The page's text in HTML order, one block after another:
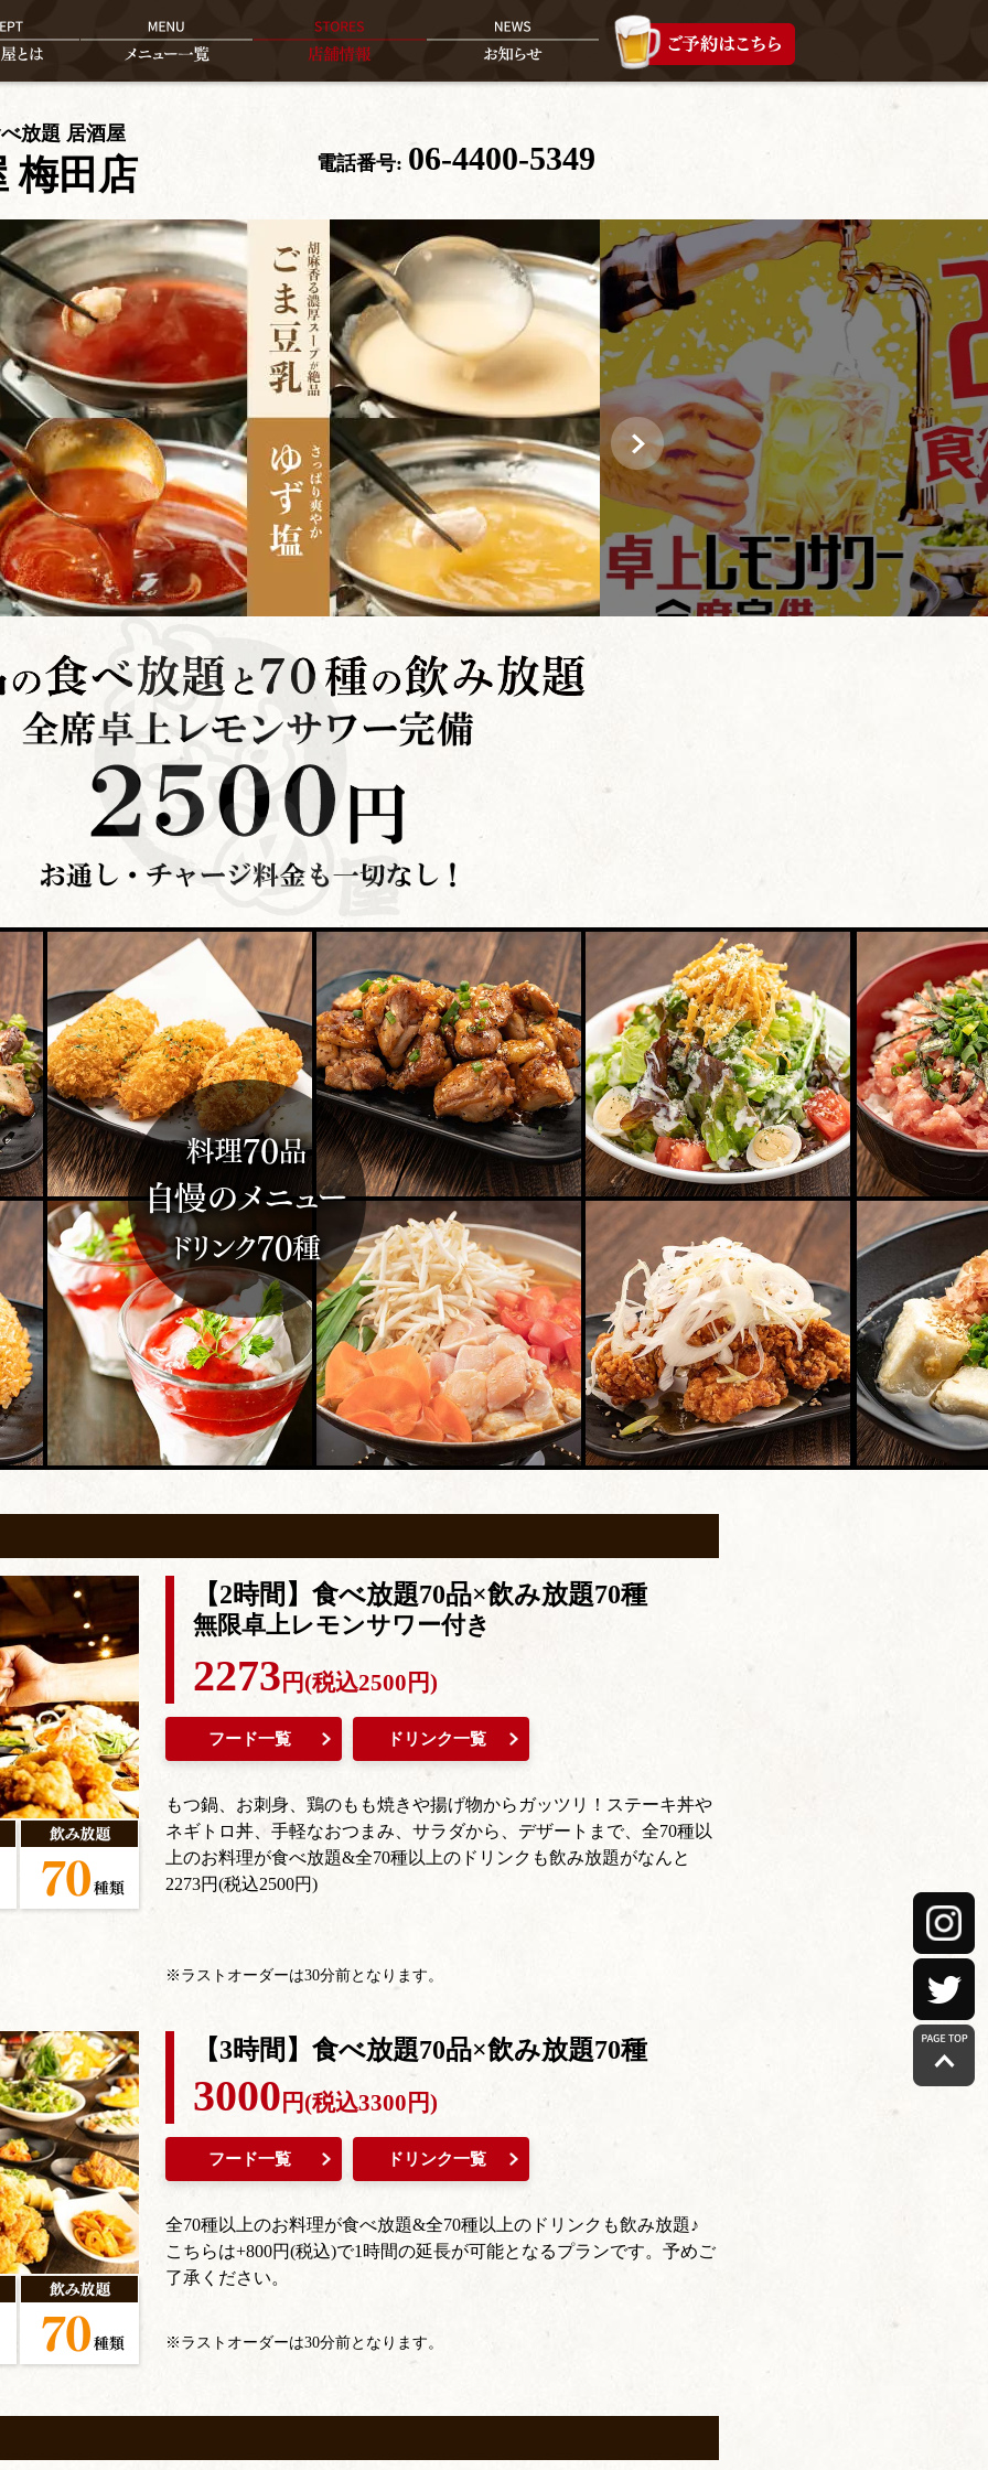
放題 居酒屋
梅田店 電話番号: 06-4400-5349
【2時間】食べ放題70品×飲み放題70種
無限卓上レモンサワー付き
2273 円(税込2500円)
フード一覧 ドリンク一覧
もつ鍋、お刺身、鶏のもも焼きや揚げ物からガッツリ！ステーキ丼や
ネギトロ丼、手軽なおつまみ、サラダから、デザートまで、全70種以
上のお料理が食べ放題&全70種以上のドリンクも飲み放題がなんと
2273円(税込2500円)
※ラストオーダーは30分前となります。
【3時間】食べ放題70品×飲み放題70種
3000 円(税込3300円)
フード一覧 ドリンク一覧
全70種以上のお料理が食べ放題&全70種以上のドリンクも飲み放題♪
こちらは+800円(税込)で1時間の延長が可能となるプランです。予めご
了承ください。
※ラストオーダーは30分前となります。